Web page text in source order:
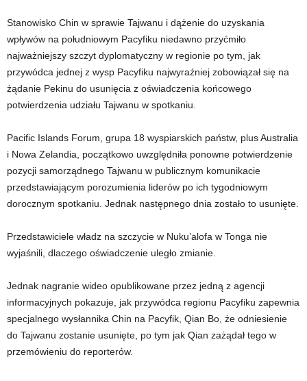
Stanowisko Chin w sprawie Tajwanu i dążenie do uzyskania
wpływów na południowym Pacyfiku niedawno przyćmiło
najważniejszy szczyt dyplomatyczny w regionie po tym, jak
przywódca jednej z wysp Pacyfiku najwyraźniej zobowiązał się na
żądanie Pekinu do usunięcia z oświadczenia końcowego
potwierdzenia udziału Tajwanu w spotkaniu.
Pacific Islands Forum, grupa 18 wyspiarskich państw, plus Australia
i Nowa Zelandia, początkowo uwzględniła ponowne potwierdzenie
pozycji samorządnego Tajwanu w publicznym komunikacie
przedstawiającym porozumienia liderów po ich tygodniowym
dorocznym spotkaniu. Jednak następnego dnia zostało to usunięte.
Przedstawiciele władz na szczycie w Nuku’alofa w Tonga nie
wyjaśnili, dlaczego oświadczenie uległo zmianie.
Jednak nagranie wideo opublikowane przez jedną z agencji
informacyjnych pokazuje, jak przywódca regionu Pacyfiku zapewnia
specjalnego wysłannika Chin na Pacyfik, Qian Bo, że odniesienie
do Tajwanu zostanie usunięte, po tym jak Qian zażądał tego w
przemówieniu do reporterów.